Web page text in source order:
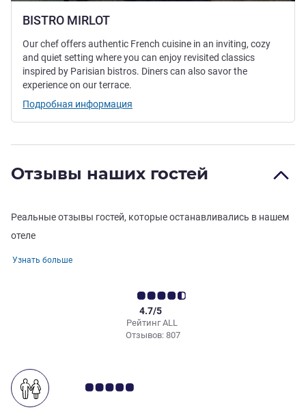
BISTRO MIRLOT
Our chef offers authentic French cuisine in an inviting, cozy
and quiet setting where you can enjoy revisited classics
inspired by Parisian bistros. Diners can also savor the
experience on our terrace.
Подробная информация
Отзывы наших гостей
Реальные отзывы гостей, которые останавливались в нашем
отеле
Узнать больше
Рейтинг ALL
4.7/5
Отзывов: 807
Примечание: отзывы клиентов 5.0/5